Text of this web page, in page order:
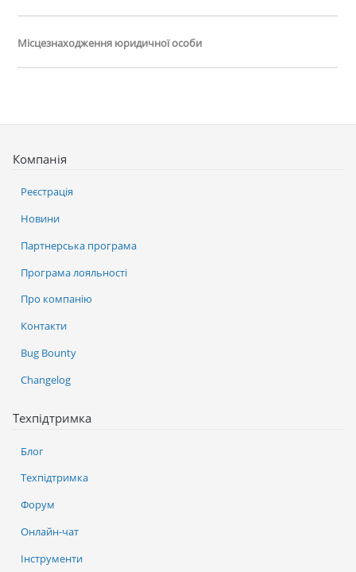
Місцезнаходження юридичної особи
Компанія
Реєстрація
Новини
Партнерська програма
Програма лояльності
Про компанію
Контакти
Bug Bounty
Changelog
Техпідтримка
Блог
Техпідтримка
Форум
Онлайн-чат
Інструменти